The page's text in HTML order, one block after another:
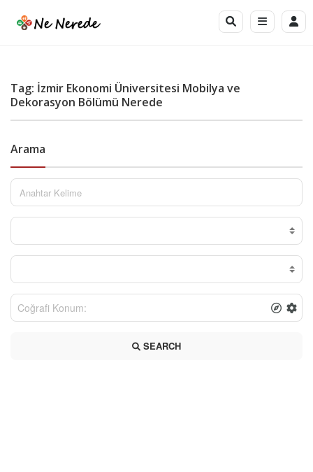
Tag: İzmir Ekonomi Üniversitesi Mobilya ve
Dekorasyon Bölümü Nerede
Arama
SEARCH